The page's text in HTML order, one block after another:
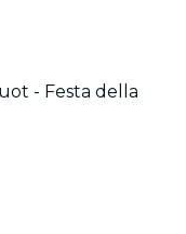
- Festa della